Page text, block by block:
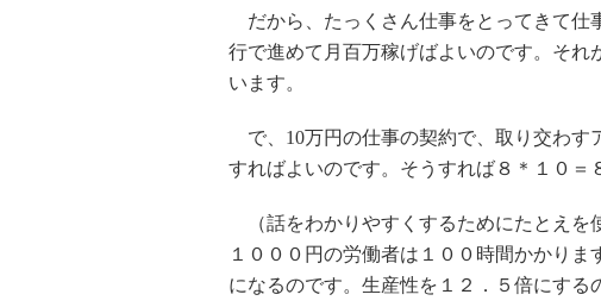
だから、たっくさん仕事をとってきて仕
行で進めて月百万稼げばよいのです。そ
います。
で、10万円の仕事の契約で、取り交わす
すればよいのです。そうすれば８＊１０＝
（話をわかりやすくするためにたとえを
１０００円の労働者は１００時間かかり
になるのです。生産性を１２．５倍にする